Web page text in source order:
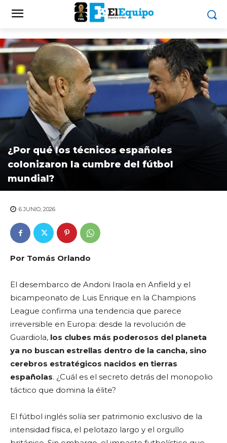
¿Por qué los técnicos españoles
colonizaron la cumbre del fútbol
mundial?
6 JUNIO, 2026
Por Tomás Orlando
El desembarco de Andoni Iraola en Anfield y el
bicampeonato de Luis Enrique en la Champions
League confirma una tendencia que parece
irreversible en Europa: desde la revolución de
Guardiola, los clubes más poderosos del planeta
ya no buscan estrellas dentro de la cancha, sino
cerebros estratégicos nacidos en tierras
españolas. ¿Cuál es el secreto detrás del monopolio
táctico que domina la élite?
El fútbol inglés solía ser patrimonio exclusivo de la
intensidad física, el pelotazo largo y el orgullo